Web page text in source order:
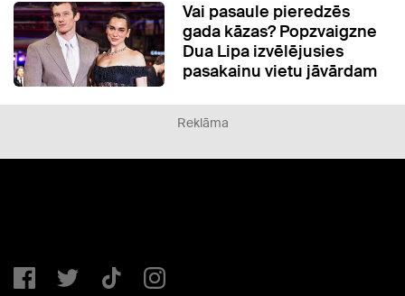
Vai pasaule pieredzēs
gada kāzas? Popzvaigzne
Dua Lipa izvēlējusies
pasakainu vietu jāvārdam
Reklāma